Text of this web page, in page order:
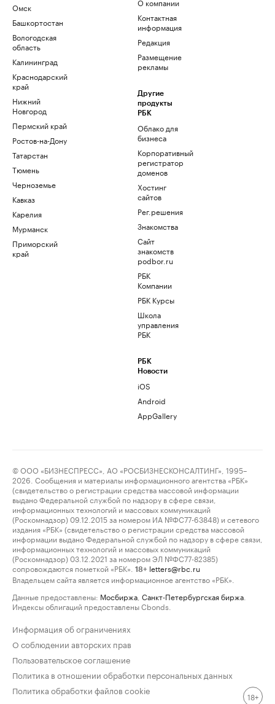
Омск
Башкортостан
Вологодская
область
Калининград
Краснодарский
край
Нижний
Новгород
Пермский край
Ростов-на-Дону
Татарстан
Тюмень
Черноземье
Кавказ
Карелия
Мурманск
Приморский
край
Контактная
информация
Редакция
Размещение
рекламы
Другие
продукты
РБК
Облако для
бизнеса
Корпоративный
регистратор
доменов
Хостинг
сайтов
Рег.решения
Знакомства
Сайт
знакомств
podbor.ru
РБК
Компании
РБК Курсы
Школа
управления
РБК
РБК
Новости
iOS
Android
AppGallery
© ООО «БИЗНЕСПРЕСС», АО «РОСБИЗНЕСКОНСАЛТИНГ», 1995–
2026. Сообщения и материалы информационного агентства «РБК»
(свидетельство о регистрации средства массовой информации
выдано Федеральной службой по надзору в сфере связи,
информационных технологий и массовых коммуникаций
(Роскомнадзор) 09.12.2015 за номером ИА №ФС77-63848) и сетевого
издания «РБК» (свидетельство о регистрации средства массовой
информации выдано Федеральной службой по надзору в сфере связи,
информационных технологий и массовых коммуникаций
(Роскомнадзор) 03.12.2021 за номером ЭЛ №ФС77-82385)
сопровождаются пометкой «РБК».
18+ letters@rbc.ru
Владельцем сайта является информационное агентство «РБК».
Данные предоставлены: Мосбиржа Санкт-Петербургская биржа
Индексы облигаций предоставлены Cbonds.
Информация об ограничениях
О соблюдении авторских прав
Пользовательское соглашение
Политика в отношении обработки персональных данных
Политика обработки файлов cookie
18+